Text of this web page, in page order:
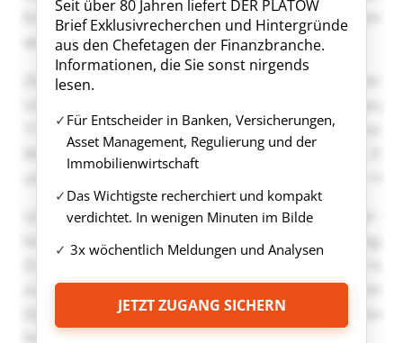
Seit über 80 Jahren liefert DER PLATOW
Brief Exklusivrecherchen und Hintergründe
aus den Chefetagen der Finanzbranche.
Informationen, die Sie sonst nirgends
lesen.
Für Entscheider in Banken, Versicherungen,
Asset Management, Regulierung und der
Immobilienwirtschaft
Das Wichtigste recherchiert und kompakt
verdichtet. In wenigen Minuten im Bilde
3x wöchentlich Meldungen und Analysen
JETZT ZUGANG SICHERN